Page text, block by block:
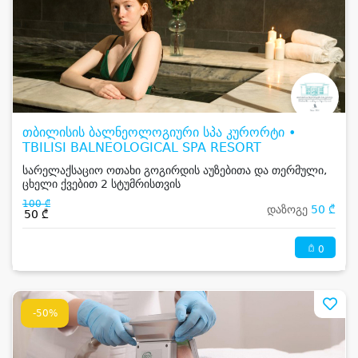
თბილისის ბალნეოლოგიური სპა კურორტი •
TBILISI BALNEOLOGICAL SPA RESORT
სარელაქსაციო ოთახი გოგირდის აუზებითა და თერმული,
ცხელი ქვებით 2 სტუმრისთვის
100 ₾
50 ₾ დაზოგე 50 ₾
0
-50%